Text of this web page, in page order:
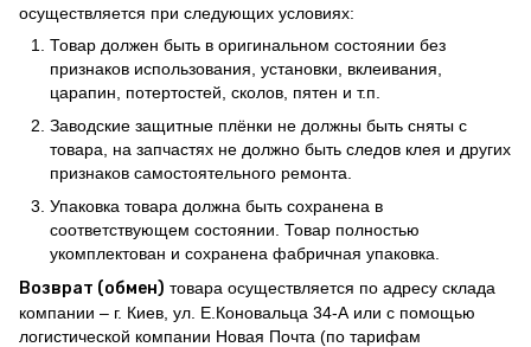
осуществляется при следующих условиях:
Товар должен быть в оригинальном состоянии без
признаков использования, установки, вклеивания,
царапин, потертостей, сколов, пятен и т.п.
Заводские защитные плёнки не должны быть сняты с
товара, на запчастях не должно быть следов клея и других
признаков самостоятельного ремонта.
Упаковка товара должна быть сохранена в
соответствующем состоянии. Товар полностью
укомплектован и сохранена фабричная упаковка.
Возврат (обмен) товара осуществляется по адресу склада
компании – г. Киев, ул. Е.Коновальца 34-А или с помощью
логистической компании Новая Почта (по тарифам